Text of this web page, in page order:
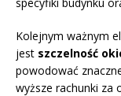
Kolejnym ważnym
jest szczelność
powodować
wyższe rachunki za